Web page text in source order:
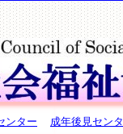
ンター 成年後見セン